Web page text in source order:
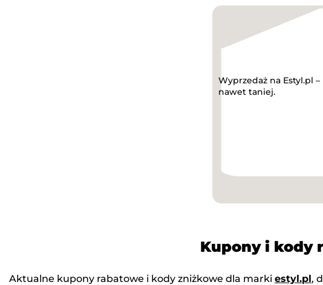
Wyprzedaż na Estyl.pl
nawet taniej.
Kupony i kody
Aktualne kupony rabatowe i kody zniżkowe dla marki estyl.pl,